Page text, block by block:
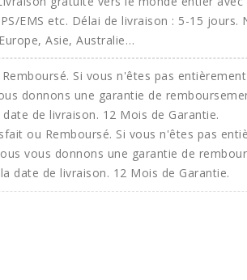
EMS etc. Délai de livraison : 5-15 jours.
Asie, Australie…
ou Remboursé. Si vous n'êtes pas
vous donnons une garantie de
date de livraison. 12 Mois de Garantie.